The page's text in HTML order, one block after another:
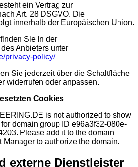
ein Vertrag zur
Art. 28 DSGVO. Die
innerhalb der Europäischen Union.
Sie in der
Anbieters unter
privacy-policy/
Sie jederzeit über die Schaltfläche
widerrufen oder anpassen.
Cookies
is not authorized to show
domain group ID e96a3f32-080e-
Please add it to the domain
Manager to authorize the domain.
externe Dienstleister